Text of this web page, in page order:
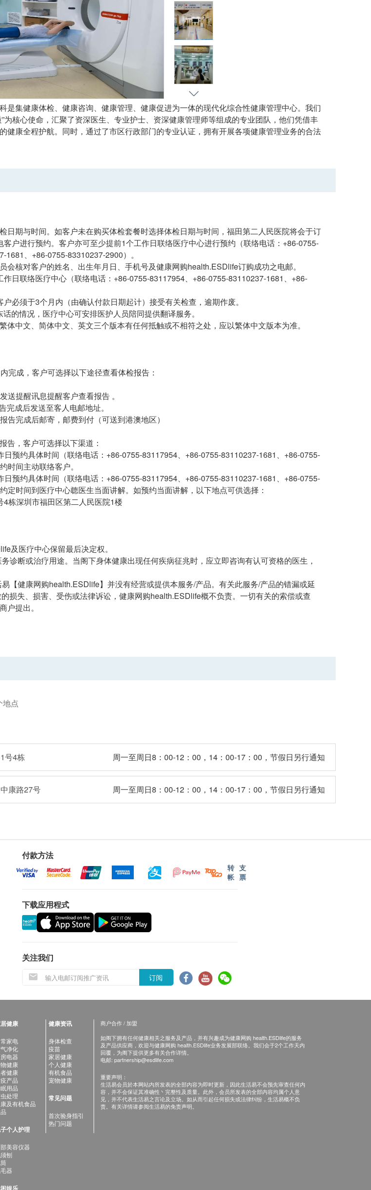
是集健康体检、健康咨询、健康管理、健康促进为一体的现代化综合性健康管理中心。我们
为核心使命，汇聚了资深医生、专业护士、资深健康管理师等组成的专业团队，他们凭借丰
健康全程护航。同时，通过了市区行政部门的专业认证，拥有开展各项健康管理业务的合法
日期与时间。如客户未在购买体检套餐时选择体检日期与时间，福田第二人民医院将会于订
户进行预约。客户亦可至少提前1个工作日联络医疗中心进行预约（联络电话：+86-0755-
、+86-0755-83310237-2900）。
会核对客户的姓名、出生年月日、手机号及健康网购health.ESDlife订购成功之电邮。
日联络医疗中心（联络电话：+86-0755-83117954、+86-0755-83110237-1681、+86-
必须于3个月内（由确认付款日期起计）接受有关检查，逾期作废。
的情况，医疗中心可安排医护人员陪同提供翻译服务。
体中文、简体中文、英文三个版本有任何抵触或不相符之处，应以繁体中文版本为准。
完成，客户可选择以下途径查看体检报告：
送提醒讯息提醒客户查看报告 。
成后发送至客人电邮地址。
告完成后邮寄，邮费到付（可送到港澳地区）
告，客户可选择以下渠道：
日预约具体时间（联络电话：+86-0755-83117954、+86-0755-83110237-1681、+86-0755-
时间主动联络客户。
日预约具体时间（联络电话：+86-0755-83117954、+86-0755-83110237-1681、+86-0755-
定时间到医疗中心聼医生当面讲解。如预约当面讲解，以下地点可供选择：
栋深圳市福田区第二人民医院1楼
及医疗中心保留最后决定权。
诊断或治疗用途。当阁下身体健康出现任何疾病征兆时，应立即咨询有认可资格的医生，
【健康网购health.ESDlife】并没有经营或提供本服务/产品。有关此服务/产品的错漏或延
损失、损害、受伤或法律诉讼，健康网购health.ESDlife概不负责。一切有关的索偿或查
户提出。
地点
号4栋 周一至周日8：00-12：00，14：00-17：00，节假日另行通知
康路27号 周一至周日8：00-12：00，14：00-17：00，节假日另行通知
付款方法
转
帐
支
票
下载应用程式
关注我们
订阅
健康
家电
净化
电器
健康
健康
产品
用品
处理
及有机食品
个人护理
美容仪器
刨
器
娱乐
健康资讯
身体检查
疫苗
家居健康
个人健康
有机食品
宠物健康
常见问题
首次验身指引
热门问题
商户合作 / 加盟
如阁下拥有任何健康相关之服务及产品，并有兴趣成为健康网购 health.ESDlife的服务
及产品供应商，欢迎与健康网购 health.ESDlife业务发展部联络。我们会于2个工作天内
回覆，为阁下提供更多有关合作详情。
电邮: partnership@esdlife.com
重要声明：
生活易会员於本网站内所发表的全部内容为即时更新，因此生活易不会预先审查任何内
容，并不会保证其准确性丶完整性及质量。此外，会员所发表的全部内容均属个人意
见，并不代表生活易之言论及立场。如从而引起任何损失或法律纠纷，生活易概不负
责。有关详情请参阅生活易的免责声明。